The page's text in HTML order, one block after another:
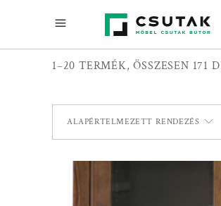
1–20 TERMÉK, ÖSSZESEN 171
ALAPÉRTELMEZETT RENDEZÉS